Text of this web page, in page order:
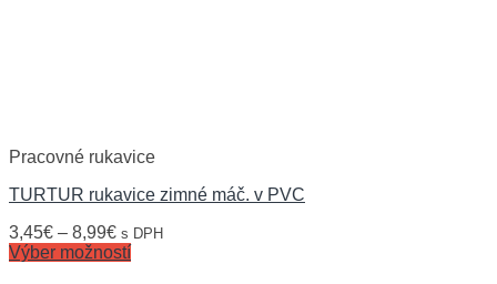
Pracovné rukavice
TURTUR rukavice zimné máč. v PVC
3,45€ – 8,99€ s DPH
Výber možností